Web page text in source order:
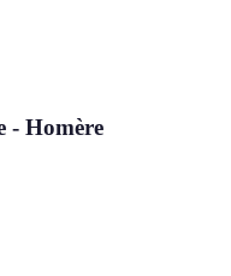
- Homère